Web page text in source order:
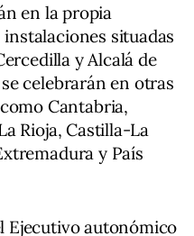
en la propia
situadas
y Alcalá de
celebrarán en otras
Cantabria,
Rioja, Castilla-La
y País
Ejecutivo autonómico